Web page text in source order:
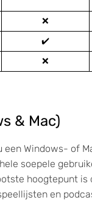
❌
✔️
❌
& Mac)
een Windows- of
soepele
hoogtepunt is
en